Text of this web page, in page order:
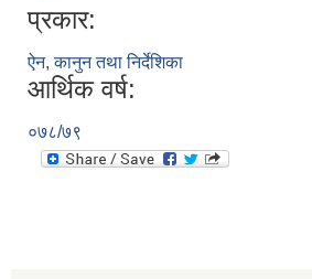
प्रकार:
ऐन, कानुन तथा निर्देशिका
आर्थिक वर्ष:
०७८/७९